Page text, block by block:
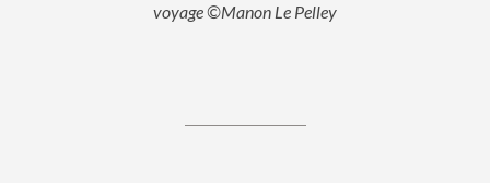
voyage ©Manon Le Pelley